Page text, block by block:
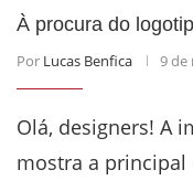
À procura do
Por Lucas Benfica 9 de
Olá, designers! A
mostra a